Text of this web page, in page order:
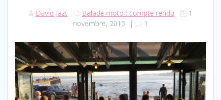
David Jazt Balade moto : compte rendu
1
novembre, 2015 | 1